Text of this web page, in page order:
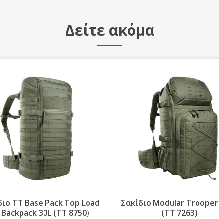
Δείτε ακόμα
Modular Trooper Pack
(ΤΤ 7263)
Medic Platoon Pack
Backpack (TT 8797)